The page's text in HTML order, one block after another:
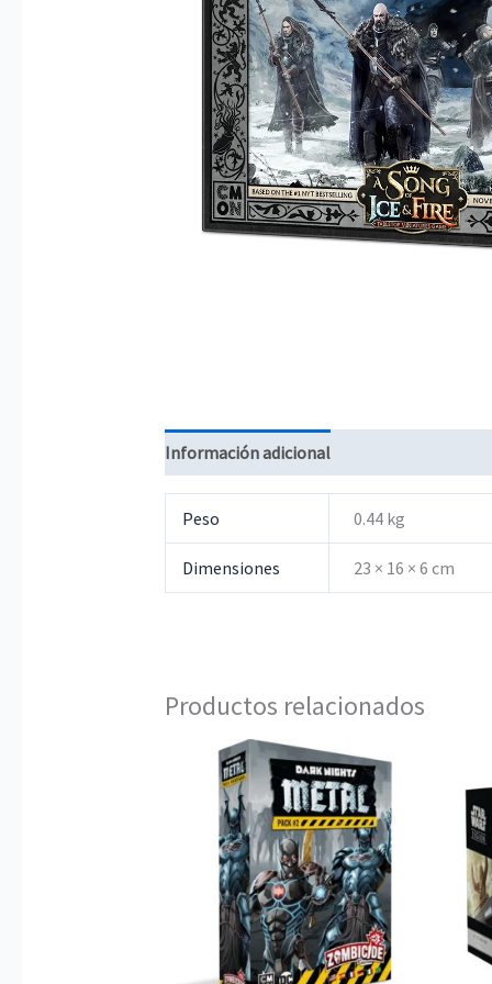
Información adicional
Peso 0.44 kg
Dimensiones 23 × 16 × 6 cm
Productos relacionados